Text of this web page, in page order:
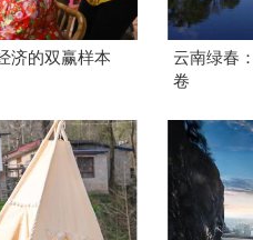
济的双赢样本
云南绿春
卷